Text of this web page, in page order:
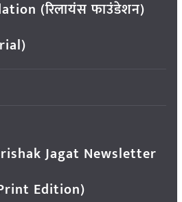
(रिलायंस फाउंडेशन)
Jagat Newsletter
Edition)